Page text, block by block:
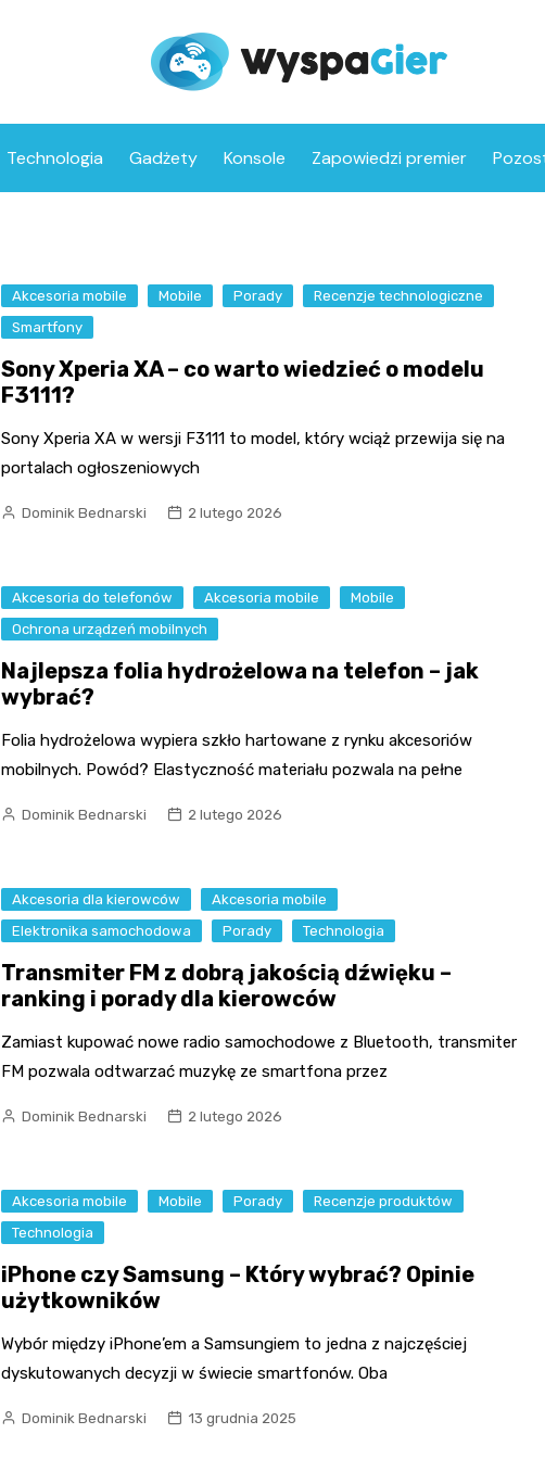
Technologia Gadżety Konsole Zapowiedzi premier
Akcesoria mobile Mobile Porady
Recenzje technologiczne
Smartfony
Sony Xperia XA – co warto wiedzieć o modelu
F3111?
Sony Xperia XA w wersji F3111 to model, który wciąż przewija się na
portalach ogłoszeniowych
Dominik Bednarski 2 lutego 2026
Akcesoria do telefonów Akcesoria mobile
Mobile
Ochrona urządzeń mobilnych
Najlepsza folia hydrożelowa na telefon – jak
wybrać?
Folia hydrożelowa wypiera szkło hartowane z rynku akcesoriów
mobilnych. Powód? Elastyczność materiału pozwala na pełne
Dominik Bednarski 2 lutego 2026
Akcesoria dla kierowców
Akcesoria mobile
Elektronika samochodowa
Porady Technologia
Transmiter FM z dobrą jakością dźwięku –
ranking i porady dla kierowców
Zamiast kupować nowe radio samochodowe z Bluetooth, transmiter
FM pozwala odtwarzać muzykę ze smartfona przez
Dominik Bednarski 2 lutego 2026
Akcesoria mobile Mobile Porady
Recenzje produktów
Technologia
iPhone czy Samsung – Który wybrać? Opinie
użytkowników
Wybór między iPhone’em a Samsungiem to jedna z najczęściej
dyskutowanych decyzji w świecie smartfonów. Oba
Dominik Bednarski 13 grudnia 2025